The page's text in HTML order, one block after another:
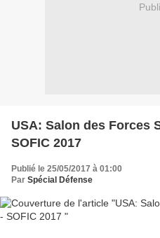
USA: Salon des Forces
SOFIC 2017
Publié le 25/05/2017 à 01:00
Par Spécial Défense